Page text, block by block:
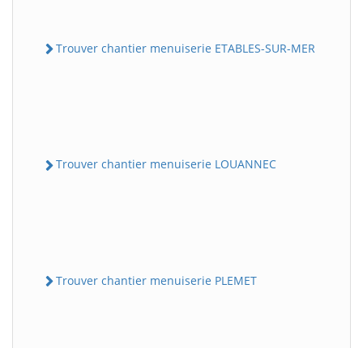
Trouver chantier menuiserie ETABLES-SUR-MER
Trouver chantier menuiserie LOUANNEC
Trouver chantier menuiserie PLEMET